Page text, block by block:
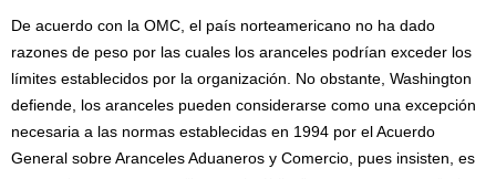
De acuerdo con la OMC, el país norteamericano no ha dado
razones de peso por las cuales los aranceles podrían exceder los
límites establecidos por la organización. No obstante, Washington
defiende, los aranceles pueden considerarse como una excepción
necesaria a las normas establecidas en 1994 por el Acuerdo
General sobre Aranceles Aduaneros y Comercio, pues insisten, es